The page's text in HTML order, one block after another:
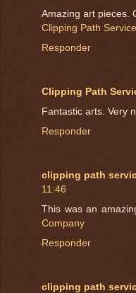
Amazing art pieces.
Clipping Path
Responder
Clipping Path
Fantastic arts. Very
Responder
clipping path
11:46
This was an
Company
Responder
clipping path